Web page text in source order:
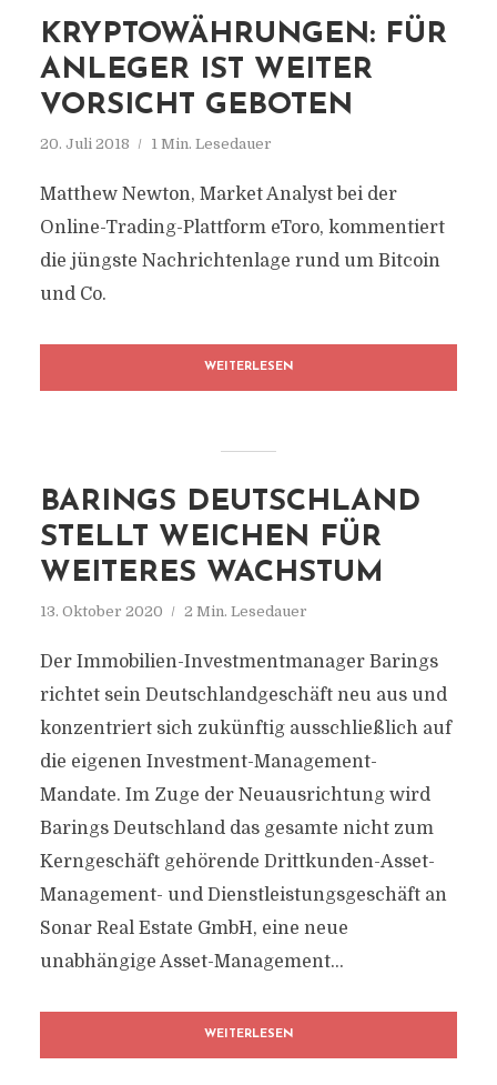
KRYPTOWÄHRUNGEN: FÜR
ANLEGER IST WEITER
VORSICHT GEBOTEN
20. Juli 2018 1 Min. Lesedauer
Matthew Newton, Market Analyst bei der
Online-Trading-Plattform eToro, kommentiert
die jüngste Nachrichtenlage rund um Bitcoin
und Co.
WEITERLESEN
BARINGS DEUTSCHLAND
STELLT WEICHEN FÜR
WEITERES WACHSTUM
13. Oktober 2020 2 Min. Lesedauer
Der Immobilien-Investmentmanager Barings
richtet sein Deutschlandgeschäft neu aus und
konzentriert sich zukünftig ausschließlich auf
die eigenen Investment-Management-
Mandate. Im Zuge der Neuausrichtung wird
Barings Deutschland das gesamte nicht zum
Kerngeschäft gehörende Drittkunden-Asset-
Management- und Dienstleistungsgeschäft an
Sonar Real Estate GmbH, eine neue
unabhängige Asset-Management...
WEITERLESEN